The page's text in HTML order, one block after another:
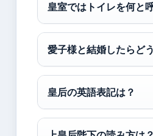
皇室ではトイレを何と
愛子様と結婚したらど
皇后の英語表記は？